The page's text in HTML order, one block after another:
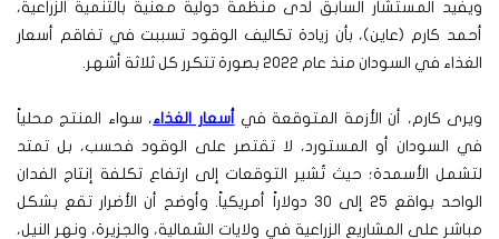
ويفيد المستشار السابق لدى منظمة دولية معنية بالتنمية الزراعية،
أحمد كارم (عاين)، بأن زيادة تكاليف الوقود تسببت في تفاقم أسعار
الغذاء في السودان منذ عام 2022 بصورة تتكرر كل ثلاثة أشهر.
ويرى كارم، أن الأزمة المتوقعة في أسعار الغذاء، سواء المنتج محلياً
في السودان أو المستورد، لا تقتصر على الوقود فحسب، بل تمتد
لتشمل الأسمدة؛ حيث تُشير التوقعات إلى ارتفاع تكلفة إنتاج الفدان
الواحد بواقع 25 إلى 30 دولاراً أمريكياً. وأوضح أن الأضرار تقع بشكل
مباشر على المشاريع الزراعية في ولايات الشمالية، والجزيرة، ونهر النيل،